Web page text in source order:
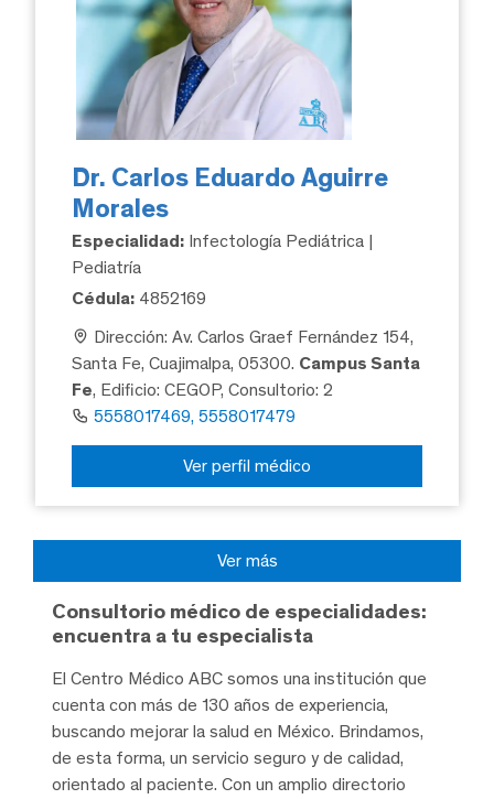
Dr. Carlos Eduardo Aguirre
Morales
Especialidad: Infectología Pediátrica |
Pediatría
Cédula: 4852169
Dirección: Av. Carlos Graef Fernández 154,
Santa Fe, Cuajimalpa, 05300. Campus Santa
Fe, Edificio: CEGOP, Consultorio: 2
5558017469, 5558017479
Ver perfil médico
Ver más
Consultorio médico de especialidades:
encuentra a tu especialista
El Centro Médico ABC somos una institución que
cuenta con más de 130 años de experiencia,
buscando mejorar la salud en México. Brindamos,
de esta forma, un servicio seguro y de calidad,
orientado al paciente. Con un amplio directorio